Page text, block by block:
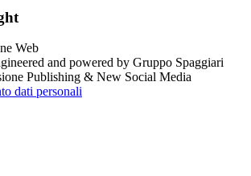
and powered by Gruppo Spaggiari
Publishing & New Social Media
dati personali